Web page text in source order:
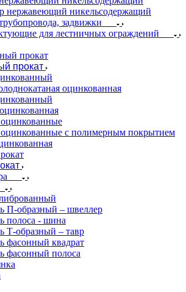
нержавеющий никельсодержащий
задвижки
для лестничных ограждений
прокат
оцинкованная
с полимерным покрытием
П-образный – швеллер
полоса - шина
Т-образный – тавр
фасонный квадрат
фасонный полоса